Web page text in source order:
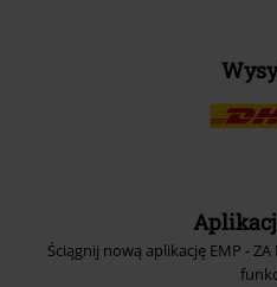
Ściągnij nową aplikację EMP -